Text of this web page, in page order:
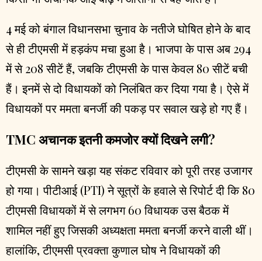
4 मई को बंगाल विधानसभा चुनाव के नतीजे घोषित होने के बाद
से ही टीएमसी में हड़कंप मचा हुआ है। भाजपा के पास अब 294
में से 208 सीटें हैं, जबकि टीएमसी के पास केवल 80 सीटें बची
हैं। इनमें से दो विधायकों को निलंबित कर दिया गया है। ऐसे में
विधायकों पर ममता बनर्जी की पकड़ पर सवाल खड़े हो गए हैं।
TMC अचानक इतनी कमजोर क्यों दिखने लगी?
टीएमसी के सामने खड़ा यह संकट रविवार को पूरी तरह उजागर
हो गया। पीटीआई (PTI) ने सूत्रों के हवाले से रिपोर्ट दी कि 80
टीएमसी विधायकों में से लगभग 60 विधायक उस बैठक में
शामिल नहीं हुए जिसकी अध्यक्षता ममता बनर्जी करने वाली थीं।
हालांकि, टीएमसी प्रवक्ता कुणाल घोष ने विधायकों की